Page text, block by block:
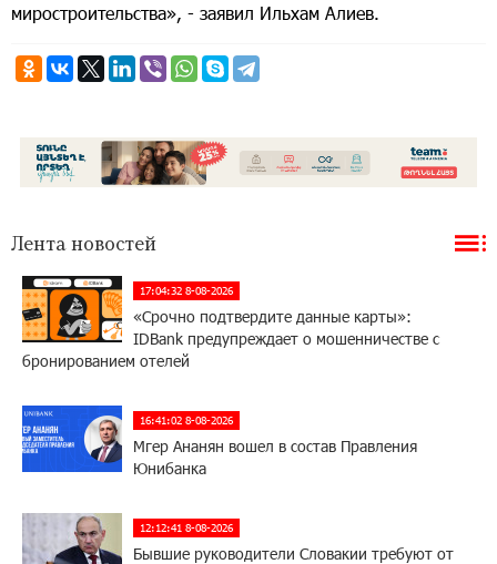
миростроительства», - заявил Ильхам Алиев.
Лента новостей
17:04:32 8-08-2026
«Срочно подтвердите данные карты»:
IDBank предупреждает о мошенничестве с
бронированием отелей
16:41:02 8-08-2026
Мгер Ананян вошел в состав Правления
Юнибанка
12:12:41 8-08-2026
Бывшие руководители Словакии требуют от